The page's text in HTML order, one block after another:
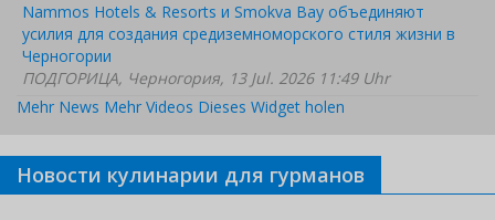
Nammos Hotels & Resorts и Smokva Bay объединяют
усилия для создания средиземноморского стиля жизни в
Черногории
ПОДГОРИЦА, Черногория, 13 Jul. 2026 11:49 Uhr
Mehr News Mehr Videos Dieses Widget holen
Новости кулинарии для гурманов